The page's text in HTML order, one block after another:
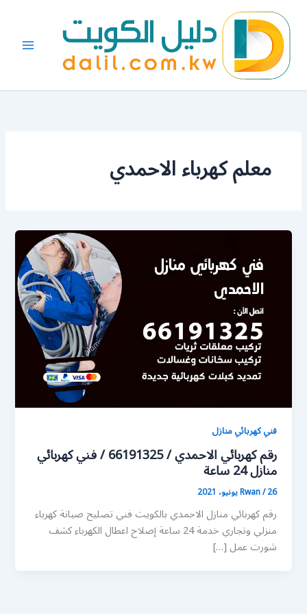
المحتوى
معلم كهرباء الاحمدي
فني كهربائي منازل
رقم كهربائي الاحمدي / 66191325 / فني كهربائي
منازل 24 ساعة
Rwan/26 يونيو، 2021
رقم كهربائي منازل الاحمدي بالكويت فني تصليح صيانة كهرباء
منزلي وتجاري خدمة 24 ساعة إصلاح اعطال الكهرباء كشف
شورت عمل […]